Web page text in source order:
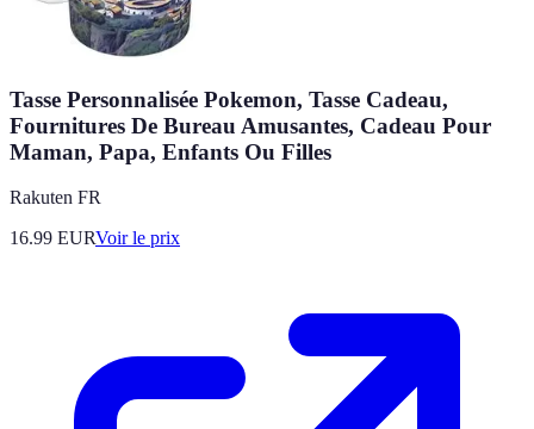
Tasse Personnalisée Pokemon, Tasse Cadeau,
Fournitures De Bureau Amusantes, Cadeau Pour
Maman, Papa, Enfants Ou Filles
Rakuten FR
16.99 EURVoir le prix